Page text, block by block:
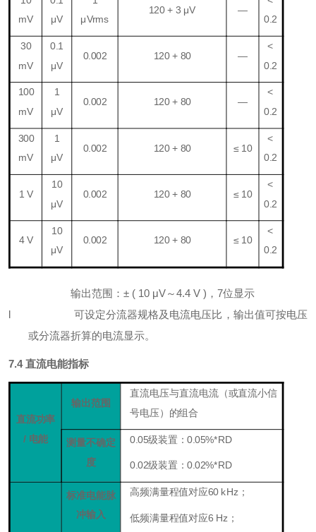
mV μV μVrms
120 + 3 μV —
0.2
30
mV
0. 1
μV
0.002 120 + 80 —
<
0. 2
100
mV
1
μV
0.002 120 + 80 —
<
0. 2
300
mV
1
μV
0.002 120 + 80 ≤ 10
<
0.2
1 V
10
μV
0.002 120 + 80 ≤ 10
<
0. 2
4 V
10
μV
0.002 120 + 80 ≤ 10
<
0.2
输出范围： ± ( 10 μV～4.4 V )， 7位显示
l
可设定分流器规格及电流电压比，输出值可按电压
或分流器折算的电流显示。
7.4直流电能指标
直流功率
/ 电能
输出范围
直流电压与直流电流（或直流小信
号电压）的组合
测量不确定
度
0.05级装置：0.05%*RD
0.02级装置：0.02%*RD
标准电能脉
冲输入
高频满量程值对应60 kHz；
低频满量程值对应6 Hz；